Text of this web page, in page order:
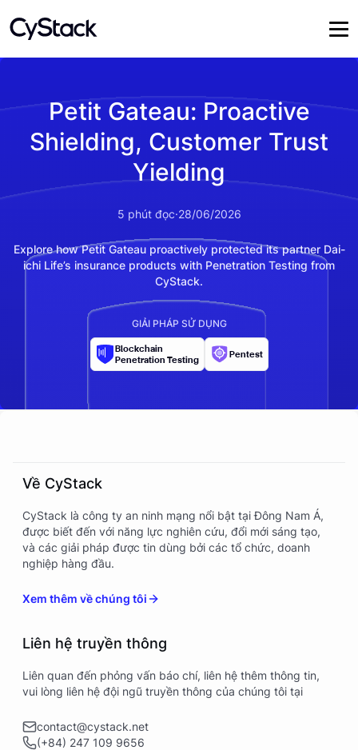
Petit Gateau: Proactive
Shielding, Customer Trust
Yielding
5 phút đọc·28/06/2026
Explore how Petit Gateau proactively protected its partner Dai-
ichi Life’s insurance products with Penetration Testing from
CyStack.
GIẢI PHÁP SỬ DỤNG
Blockchain
Penetration Testing
Pentest
Về CyStack
CyStack là công ty an ninh mạng nổi bật tại Đông Nam Á,
được biết đến với năng lực nghiên cứu, đổi mới sáng tạo,
và các giải pháp được tin dùng bởi các tổ chức, doanh
nghiệp hàng đầu.
Xem thêm về chúng tôi
Liên hệ truyền thông
Liên quan đến phỏng vấn báo chí, liên hệ thêm thông tin,
vui lòng liên hệ đội ngũ truyền thông của chúng tôi tại
contact@cystack.net
(+84) 247 109 9656